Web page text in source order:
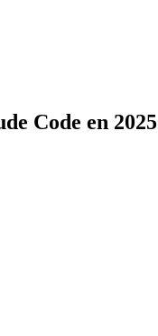
Code en 2025